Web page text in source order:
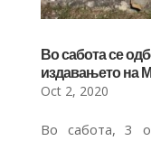
Во сабота се
издавањето на
Oct 2, 2020
Во сабота, 3